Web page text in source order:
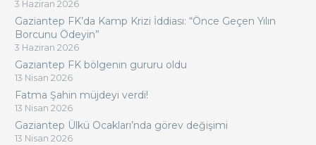
3 Haziran 2026
Gaziantep FK’da Kamp Krizi İddiası: “Önce Geçen Yılın
Borcunu Ödeyin”
3 Haziran 2026
Gaziantep FK bölgenin gururu oldu
13 Nisan 2026
Fatma Şahin müjdeyi verdi!
13 Nisan 2026
Gaziantep Ülkü Ocakları’nda görev değişimi
13 Nisan 2026